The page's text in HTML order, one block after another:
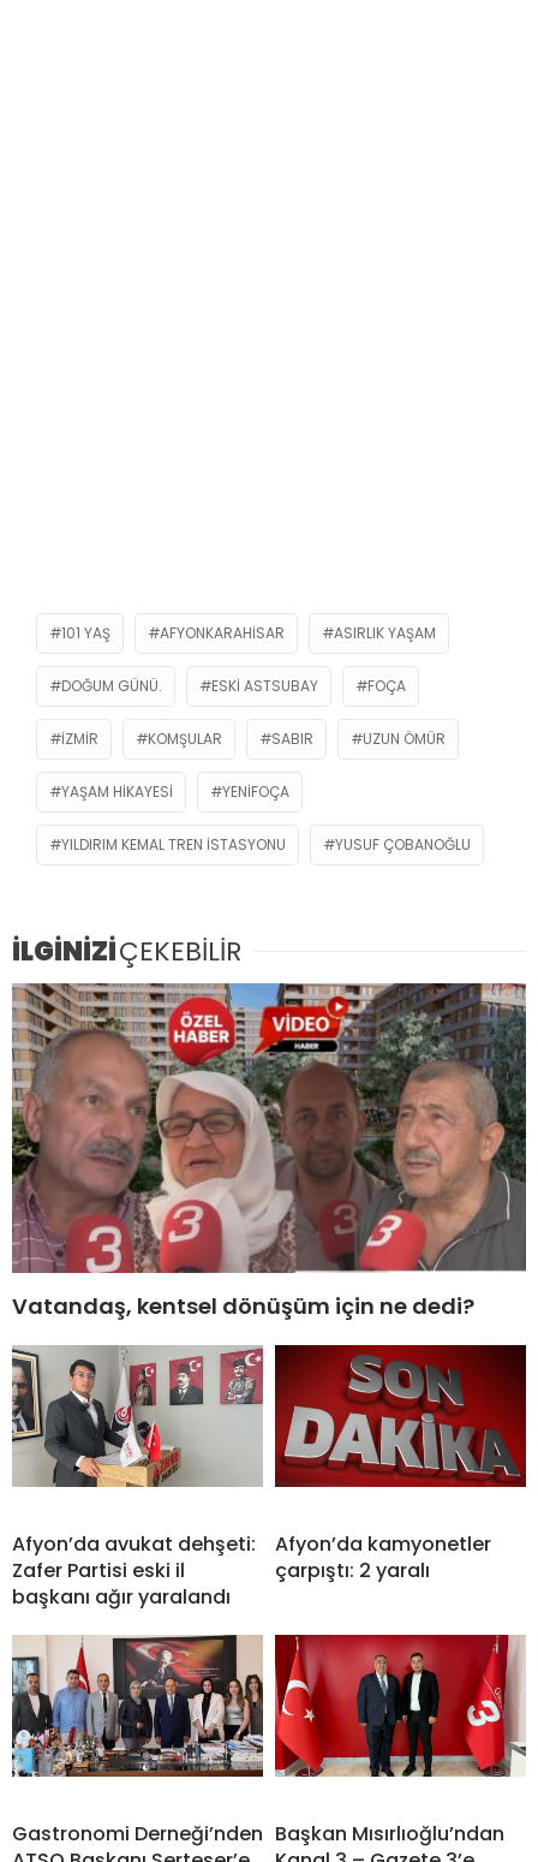
101 YAŞ AFYONKARAHISAR ASIRLIK YAŞAM
DOĞUM GÜNÜ. ESKI ASTSUBAY FOÇA
IZMIR KOMŞULAR SABIR UZUN ÖMÜR
YAŞAM HIKAYESI YENIFOÇA
YILDIRIM KEMAL TREN İSTASYONU YUSUF ÇOBANOĞLU
İLGİNİZİÇEKEBİLİR
Vatandaş, kentsel dönüşüm için ne dedi?
Afyon’da avukat dehşeti:
Zafer Partisi eski il
başkanı ağır yaralandı
Afyon’da kamyonetler
çarpıştı: 2 yaralı
Gastronomi Derneği’nden Başkan Mısırlıoğlu’ndan